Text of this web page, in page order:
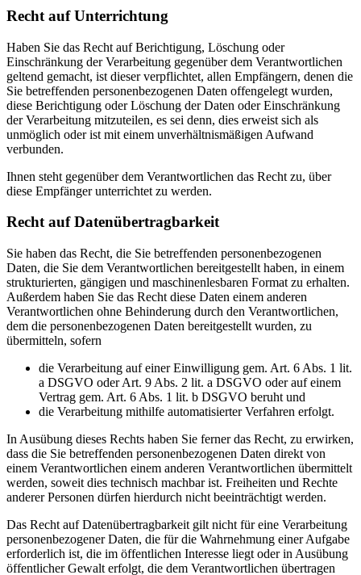
Recht auf Unterrichtung
Haben Sie das Recht auf Berichtigung, Löschung oder
Einschränkung der Verarbeitung gegenüber dem Verantwortlichen
geltend gemacht, ist dieser verpflichtet, allen Empfängern, denen die
Sie betreffenden personenbezogenen Daten offengelegt wurden,
diese Berichtigung oder Löschung der Daten oder Einschränkung
der Verarbeitung mitzuteilen, es sei denn, dies erweist sich als
unmöglich oder ist mit einem unverhältnismäßigen Aufwand
verbunden.
Ihnen steht gegenüber dem Verantwortlichen das Recht zu, über
diese Empfänger unterrichtet zu werden.
Recht auf Datenübertragbarkeit
Sie haben das Recht, die Sie betreffenden personenbezogenen
Daten, die Sie dem Verantwortlichen bereitgestellt haben, in einem
strukturierten, gängigen und maschinenlesbaren Format zu erhalten.
Außerdem haben Sie das Recht diese Daten einem anderen
Verantwortlichen ohne Behinderung durch den Verantwortlichen,
dem die personenbezogenen Daten bereitgestellt wurden, zu
übermitteln, sofern
die Verarbeitung auf einer Einwilligung gem. Art. 6 Abs. 1 lit.
a DSGVO oder Art. 9 Abs. 2 lit. a DSGVO oder auf einem
Vertrag gem. Art. 6 Abs. 1 lit. b DSGVO beruht und
die Verarbeitung mithilfe automatisierter Verfahren erfolgt.
In Ausübung dieses Rechts haben Sie ferner das Recht, zu erwirken,
dass die Sie betreffenden personenbezogenen Daten direkt von
einem Verantwortlichen einem anderen Verantwortlichen übermittelt
werden, soweit dies technisch machbar ist. Freiheiten und Rechte
anderer Personen dürfen hierdurch nicht beeinträchtigt werden.
Das Recht auf Datenübertragbarkeit gilt nicht für eine Verarbeitung
personenbezogener Daten, die für die Wahrnehmung einer Aufgabe
erforderlich ist, die im öffentlichen Interesse liegt oder in Ausübung
öffentlicher Gewalt erfolgt, die dem Verantwortlichen übertragen